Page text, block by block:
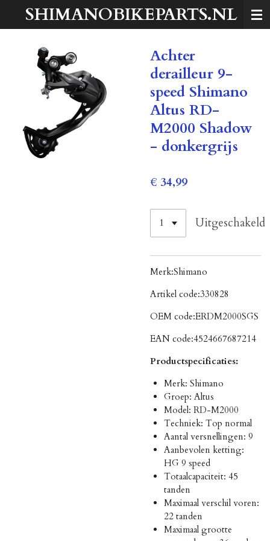
hoofdinhoud
SHIMANOBIKEPARTS.NL
Achter
derailleur 9-
speed Shimano
Altus RD-
M2000 Shadow
- donkergrijs
€ 34,99
Uitgeschakeld
Merk:Shimano
Artikel code:330828
OEM code:ERDM2000SGS
EAN code:4524667687214
Productspecificaties:
Merk: Shimano
Groep: Altus
Model: RD-M2000
Techniek: Top normal
Aantal versnellingen: 9
Aanbevolen ketting:
HG 9 speed
Totaalcapaciteit: 45
tanden
Maximaal verschil voren:
22 tanden
Maximaal grootte